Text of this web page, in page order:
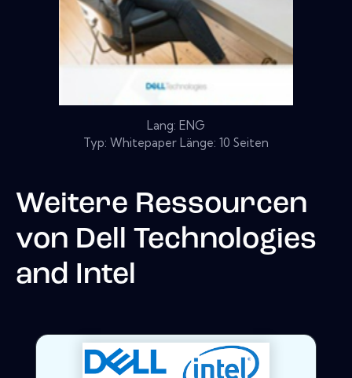
Lang: ENG
Typ: Whitepaper Länge: 10 Seiten
Weitere Ressourcen
von Dell Technologies
and Intel